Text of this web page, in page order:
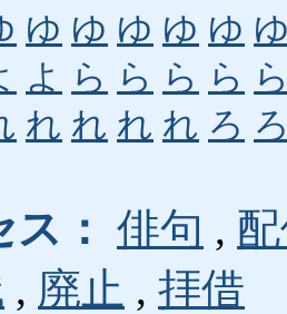
ゆ ゆ ゆ ゆ ゆ
よ ら ら ら ら
れ れ れ れ ろ
： 俳句 ,
, 廃止 , 拝借